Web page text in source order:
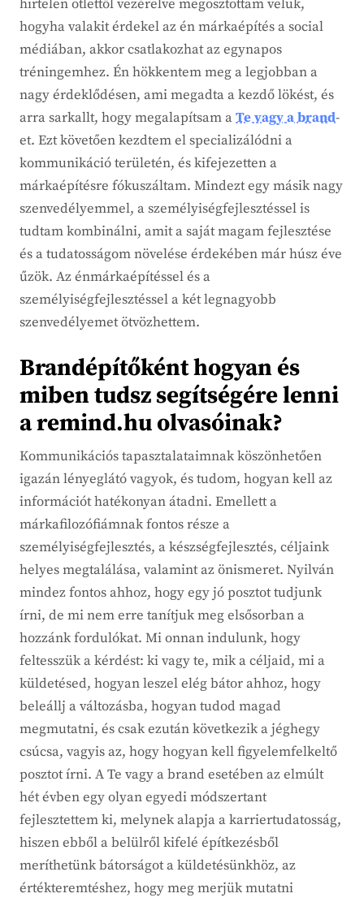
hirtelen ötlettől vezérelve megosztottam velük,
hogyha valakit érdekel az én márkaépítés a social
médiában, akkor csatlakozhat az egynapos
tréningemhez. Én hökkentem meg a legjobban a
nagy érdeklődésen, ami megadta a kezdő lökést, és
arra sarkallt, hogy megalapítsam aTe vagy a brand-
et. Ezt követően kezdtem el specializálódni a
kommunikáció területén, és kifejezetten a
márkaépítésre fókuszáltam. Mindezt egy másik nagy
szenvedélyemmel, a személyiségfejlesztéssel is
tudtam kombinálni, amit a saját magam fejlesztése
és a tudatosságom növelése érdekében már húsz éve
űzök. Az énmárkaépítéssel és a
személyiségfejlesztéssel a két legnagyobb
szenvedélyemet ötvözhettem.
Brandépítőként hogyan és
miben tudsz segítségére lenni
a remind.hu olvasóinak?
Kommunikációs tapasztalataimnak köszönhetően
igazán lényeglátó vagyok, és tudom, hogyan kell az
információt hatékonyan átadni. Emellett a
márkafilozófiámnak fontos része a
személyiségfejlesztés, a készségfejlesztés, céljaink
helyes megtalálása, valamint az önismeret. Nyilván
mindez fontos ahhoz, hogy egy jó posztot tudjunk
írni, de mi nem erre tanítjuk meg elsősorban a
hozzánk fordulókat. Mi onnan indulunk, hogy
feltesszük a kérdést: ki vagy te, mik a céljaid, mi a
küldetésed, hogyan leszel elég bátor ahhoz, hogy
beleállj a változásba, hogyan tudod magad
megmutatni, és csak ezután következik a jéghegy
csúcsa, vagyis az, hogy hogyan kell figyelemfelkeltő
posztot írni. A Te vagy a brand esetében az elmúlt
hét évben egy olyan egyedi módszertant
fejlesztettem ki, melynek alapja a karriertudatosság,
hiszen ebből a belülről kifelé építkezésből
meríthetünk bátorságot a küldetésünkhöz, az
értékteremtéshez, hogy meg merjük mutatni